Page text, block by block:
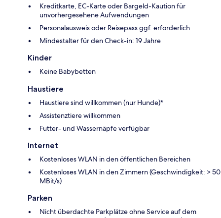
Kreditkarte, EC-Karte oder Bargeld-Kaution für
unvorhergesehene Aufwendungen
Personalausweis oder Reisepass ggf. erforderlich
Mindestalter für den Check-in: 19 Jahre
Kinder
Keine Babybetten
Haustiere
Haustiere sind willkommen (nur Hunde)*
Assistenztiere willkommen
Futter- und Wassernäpfe verfügbar
Internet
Kostenloses WLAN in den öffentlichen Bereichen
Kostenloses WLAN in den Zimmern (Geschwindigkeit: > 50
MBit/s)
Parken
Nicht überdachte Parkplätze ohne Service auf dem